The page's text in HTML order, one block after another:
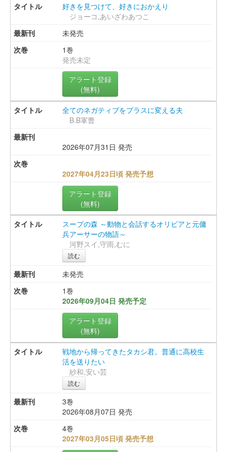
好きを見つけて、好きにおかえり
ジョーコ,あいざわあつこ
未発売
1巻
発売未定
アラート登録
(無料)
全てのネガティブをプラスに変える夫
B.B軍曹
2026年07月31日 発売
2027年04月23日頃 発売予想
アラート登録
(無料)
スープの森 ～動物と会話するオリビアと元傭
兵アーサーの物語～
河野スイ,守雨,むに
読む
未発売
1巻
2026年09月04日 発売予定
アラート登録
(無料)
戦地から帰ってきたタカシ君。普通に高校生
活を送りたい
紗和,安い芸
読む
3巻
2026年08月07日 発売
4巻
2027年03月05日頃 発売予想